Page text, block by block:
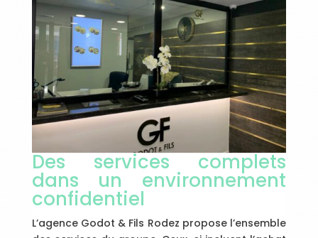
Des services complets
dans un environnement
confidentiel
L’agence Godot & Fils Rodez propose l’ensemble